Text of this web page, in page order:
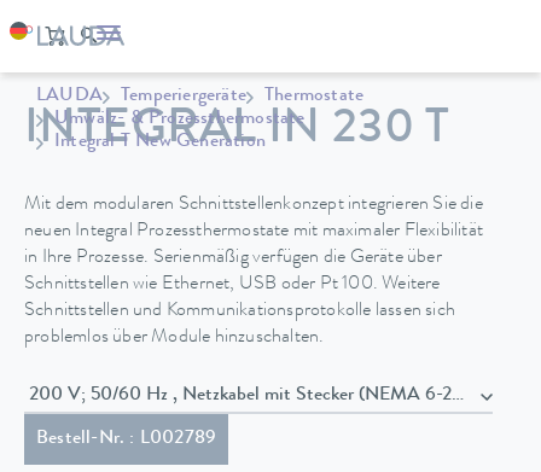
LAUDA Temperiergeräte
Thermostate
Umwälz- & Prozessthermostate
Integral T New Generation
INTEGRAL IN 230 T
Mit dem modularen Schnittstellenkonzept integrieren Sie die
neuen Integral Prozessthermostate mit maximaler Flexibilität
in Ihre Prozesse. Serienmäßig verfügen die Geräte über
Schnittstellen wie Ethernet, USB oder Pt 100. Weitere
Schnittstellen und Kommunikationsprotokolle lassen sich
problemlos über Module hinzuschalten.
200 V; 50/60 Hz , Netzkabel mit Stecker (NEMA 6-20P)
Bestell-Nr. : L002789